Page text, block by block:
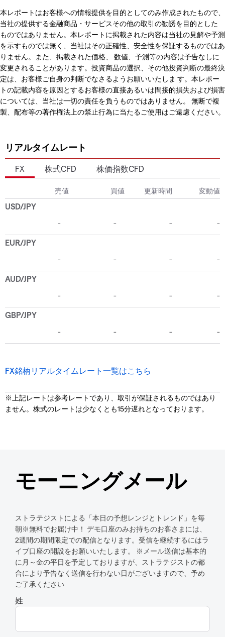
本レポートはお客様への情報提供を目的としてのみ作成されたもので、
当社の提供する金融商品・サービスその他の取引の勧誘を目的とした
ものではありません。本レポートに掲載された内容は当社の見解や予測
を示すものでは無く、当社はその正確性、安全性を保証するものではあ
りません。また、掲載された価格、 数値、予測等の内容は予告なしに
変更されることがあります。投資商品の選択、その他投資判断の最終決
定は、お客様ご自身の判断でなさるようお願いいたしま す。本レポー
トの記載内容を原因とするお客様の直接あるいは間接的損失および損害
については、当社は一切の責任を負うものではありません。 無断で複
製、配布等の著作権法上の禁止行為に当たるご使用はご遠慮ください。
リアルタイムレート
FX 株式CFD 株価指数CFD
FX銘柄リアルタイムレート一覧はこちら
※上記レートは参考レートであり、取引が保証されるものではあり
ません。株式のレートは少なくとも15分遅れとなっております。
モーニングメール
ストラテジストによる「本日の予想レンジとトレンド」を毎
朝※無料でお届け中！ デモ口座のみお持ちのお客さまには、
2週間の期間限定での配信となります。受信を継続するにはラ
イブ口座の開設をお願いいたします。 ※メール送信は基本的
に月～金の平日を予定しておりますが、ストラテジストの都
合により予告なく送信を行わない日がございますので、予め
ご了承ください
姓